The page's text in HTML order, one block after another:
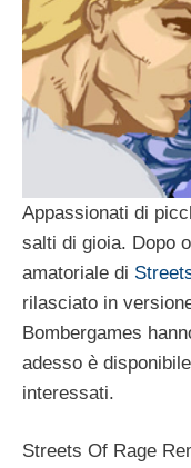
Appassionati di
salti di gioia. Dopo
amatoriale di
rilasciato in
Bombergames
adesso è
interessati.
Streets Of Rage